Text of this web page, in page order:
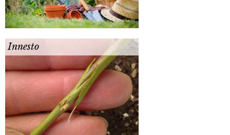
Innesto